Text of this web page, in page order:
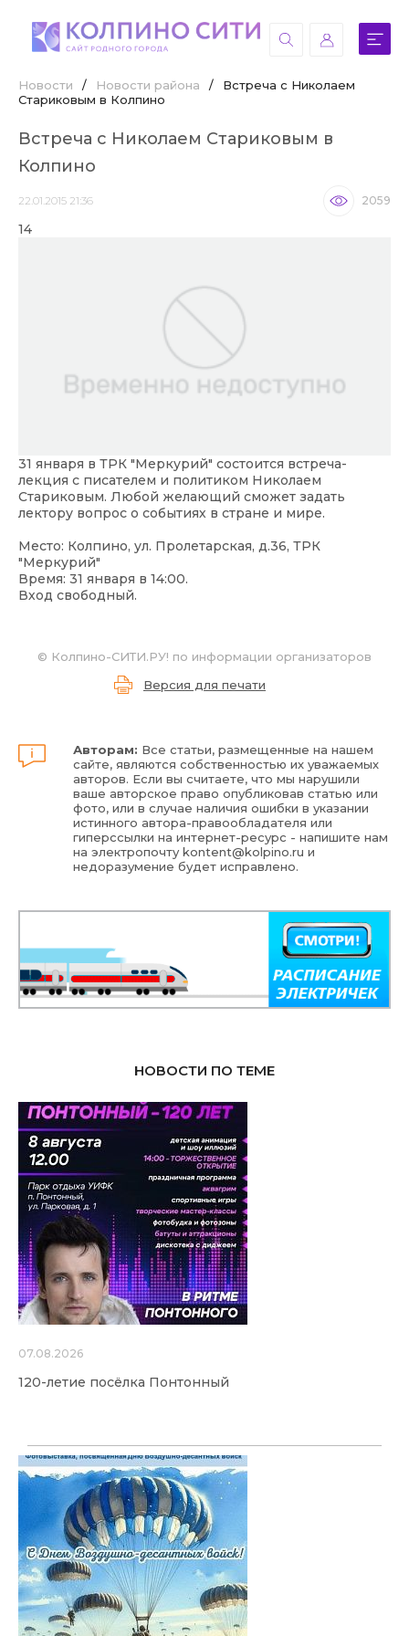
Новости / Новости района /
Встреча с Николаем
Стариковым в Колпино
Встреча с Николаем Стариковым в
Колпино
22.01.2015 21:36 2059
14
31 января в ТРК "Меркурий" состоится встреча-
лекция с писателем и политиком Николаем
Стариковым. Любой желающий сможет задать
лектору вопрос о событиях в стране и мире.
Место: Колпино, ул. Пролетарская, д.36, ТРК
"Меркурий"
Время: 31 января в 14:00.
Вход свободный.
© Колпино-СИТИ.РУ! по информации организаторов
Версия для печати
Авторам: Все статьи, размещенные на нашем
сайте, являются собственностью их уважаемых
авторов. Если вы считаете, что мы нарушили
ваше авторское право опубликовав статью или
фото, или в случае наличия ошибки в указании
истинного автора-правообладателя или
гиперссылки на интернет-ресурс - напишите нам
на электропочтуkontent@kolpino.ru и
недоразумение будет исправлено.
НОВОСТИ ПО ТЕМЕ
07.08.2026
120-летие посёлка Понтонный